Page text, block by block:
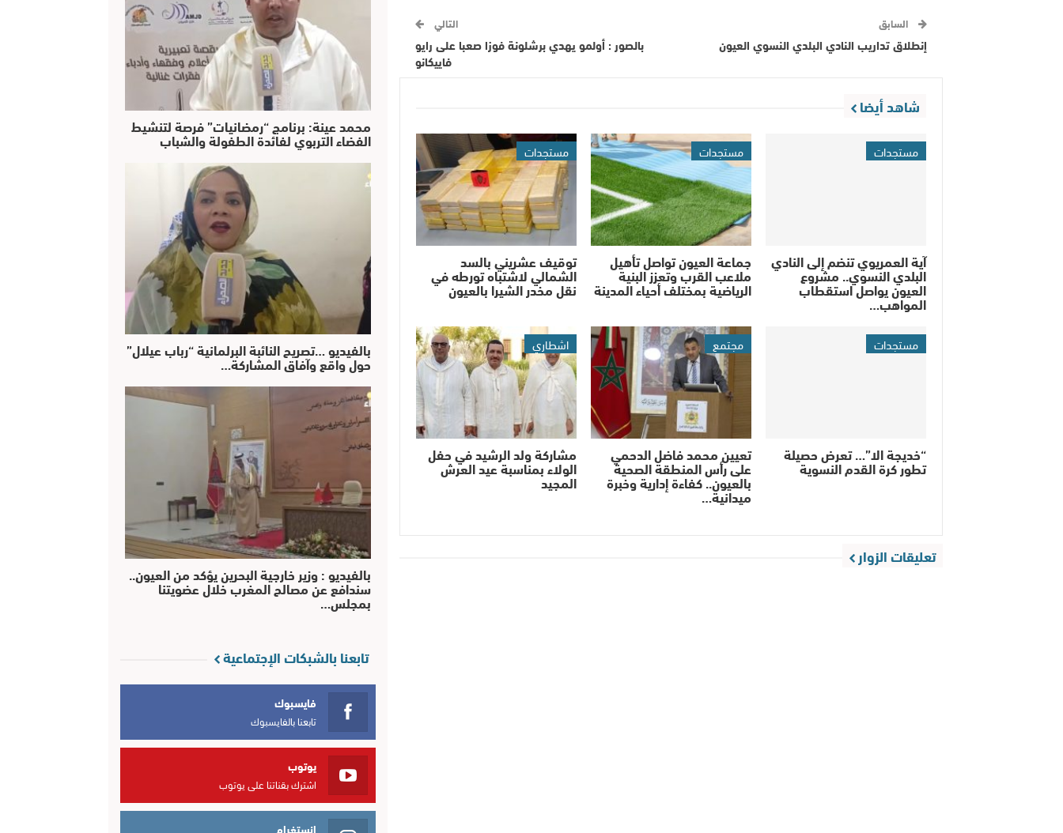
السابق
إنطلاق تداريب النادي البلدي النسوي العيون
التالي
بالصور : أولمو يهدي برشلونة فوزا صعبا على رايو
فاييكانو
شاهد أيضا
مستجدات
آية العمريوي تنضم إلى النادي
البلدي النسوي.. مشروع
العيون يواصل استقطاب
المواهب…
مستجدات
جماعة العيون تواصل تأهيل
ملاعب القرب وتعزز البنية
الرياضية بمختلف أحياء المدينة
مستجدات
توقيف عشريني بالسد
الشمالي لاشتباه تورطه في
نقل مخدر الشيرا بالعيون
مستجدات
“خديجة الا”… تعرض حصيلة
تطور كرة القدم النسوية
مجتمع
تعيين محمد فاضل الدحمي
على رأس المنطقة الصحية
بالعيون.. كفاءة إدارية وخبرة
ميدانية…
اشطاري
مشاركة ولد الرشيد في حفل
الولاء بمناسبة عيد العرش
المجيد
تعليقات الزوار
محمد عينة: برنامج “رمضانيات” فرصة لتنشيط
الفضاء التربوي لفائدة الطفولة والشباب
بالفيديو …تصريح النائبة البرلمانية “رباب عيلال”
حول واقع وآفاق المشاركة…
بالفيديو : وزير خارجية البحرين يؤكد من العيون..
سندافع عن مصالح المغرب خلال عضويتنا
بمجلس…
تابعنا بالشبكات الإجتماعية
فايسبوك
تابعنا بالفايسبوك
يوتوب
اشترك بقناتنا على يوتوب